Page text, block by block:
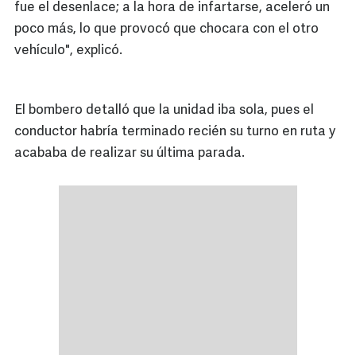
fue el desenlace; a la hora de infartarse, aceleró un
poco más, lo que provocó que chocara con el otro
vehículo", explicó.
El bombero detalló que la unidad iba sola, pues el
conductor habría terminado recién su turno en ruta y
acababa de realizar su última parada.